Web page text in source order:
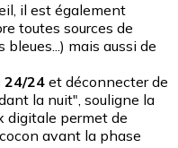
il est également
toutes sources de
mais aussi de
24/24 et déconnecter de
la nuit", souligne la
digitale permet de
avant la phase